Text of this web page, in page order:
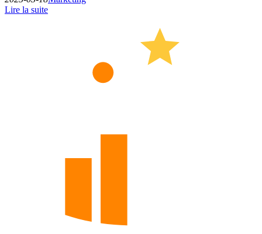
Lire la suite